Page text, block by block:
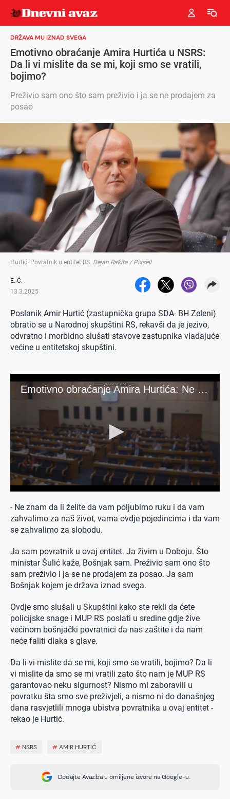
DRŽAVA MU IZNAD SVEGA
Emotivno obraćanje Amira Hurtića u NSRS:
Da li vi mislite da se mi, koji smo se vratili,
bojimo?
Preživio sam ono što sam preživio i ja se ne prodajem za
posao
Hurtić: Povratnik u entitet RS Dejan Rakita / Pixsell
E. Ć.
13.3.2025
Poslanik Amir Hurtić (zastupnička grupa SDA- BH Zeleni)
obratio se u Narodnoj skupštini RS, rekavši da je jezivo,
odvratno i morbidno slušati stavove zastupnika vladajuće
većine u entitetskoj skupštini.
- Ne znam da li želite da vam poljubimo ruku i da vam
zahvalimo za naš život, vama ovdje pojedincima i da vam
se zahvalimo za slobodu.
Ja sam povratnik u ovaj entitet. Ja živim u Doboju. Što
ministar Šulić kaže, Bošnjak sam. Preživio sam ono što
sam preživio i ja se ne prodajem za posao. Ja sam
Bošnjak kojem je država iznad svega.
Ovdje smo slušali u Skupštini kako ste rekli da ćete
policijske snage i MUP RS poslati u sredine gdje žive
većinom bošnjački povratnici da nas zaštite i da nam
neće faliti dlaka s glave.
Da li vi mislite da se mi, koji smo se vratili, bojimo? Da li
vi mislite da smo se mi vratili zato što nam je MUP RS
garantovao neku sigurnost? Nismo mi zaboravili u
povratku šta smo sve preživjeli, a nismo ni do današnjeg
dana rasvjetlili mnoga ubistva povratnika u ovaj entitet -
rekao je Hurtić.
# NSRS #AMIR HURTIĆ
Dodajte Avaz.ba u omiljene izvore na Google-u.